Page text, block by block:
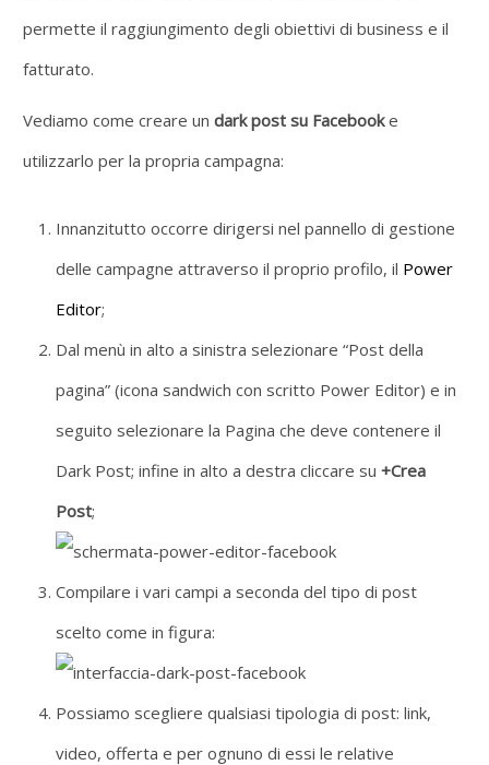
permette il raggiungimento degli obiettivi di business e il
fatturato.
Vediamo come creare un dark post su Facebooke
utilizzarlo per la propria campagna:
Innanzitutto occorre dirigersi nel pannello di gestione
delle campagne attraverso il proprio profilo, il Power
Editor;
Dal menù in alto a sinistra selezionare “Post della
pagina” (icona sandwich con scritto Power Editor) e in
seguito selezionare la Pagina che deve contenere il
Dark Post; infine in alto a destra cliccare su +Crea
Post;
Compilare i vari campi a seconda del tipo di post
scelto come in figura:
Possiamo scegliere qualsiasi tipologia di post: link,
video, offerta e per ognuno di essi le relative